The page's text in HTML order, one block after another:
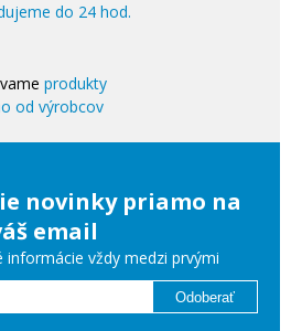
do 24 hod.
produkty
od výrobcov
novinky priamo na
email
informácie vždy medzi prvými
Odoberať